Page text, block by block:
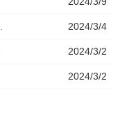
2024/3/4
2024/3/2
2024/3/2